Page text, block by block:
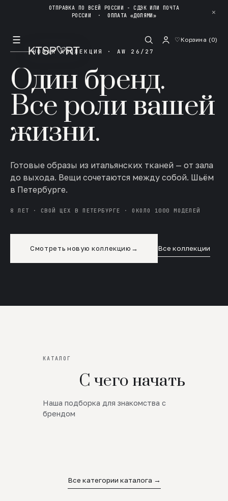
ОТПРАВКА ПО ВСЕЙ РОССИИ - СДЭК ИЛИ ПОЧТА
РОССИИ ·ОПЛАТА «ДОЛЯМИ» ✕
☰ ♡Корзина (0)
НОВАЯ КОЛЛЕКЦИЯ · AW 26/27
Один бренд.
Все роли вашей
жизни.
Готовые образы из итальянских тканей — от зала
до выхода. Вещи сочетаются между собой. Шьём
в Петербурге.
8 ЛЕТ · СВОЙ ЦЕХ В ПЕТЕРБУРГЕ · ОКОЛО 1000 МОДЕЛЕЙ
Смотреть новую коллекцию → Все коллекции
КАТАЛОГ
С чего начать
Наша подборка для знакомства с
брендом
Новинки
SALE
Все категории каталога →